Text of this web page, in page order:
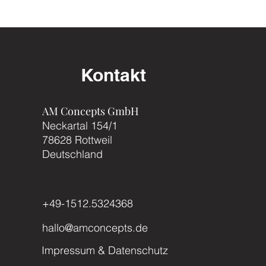
Kontakt
AM Concepts GmbH
Neckartal 154/1
78628 Rottweil
Deutschland
+49-1512.5324368
hallo@amconcepts.de
Impressum & Datenschutz